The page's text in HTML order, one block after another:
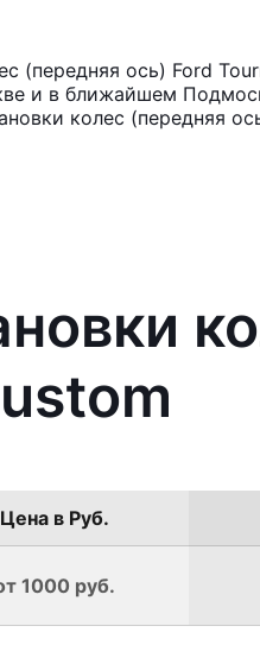
(передняя ось) Ford
и в ближайшем
колес (передняя
Цена в Руб.
1000 руб.